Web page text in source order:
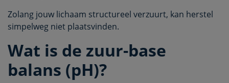
Zolang jouw lichaam structureel verzuurt, kan herstel
simpelweg niet plaatsvinden.
Wat is de zuur-base
balans (pH)?